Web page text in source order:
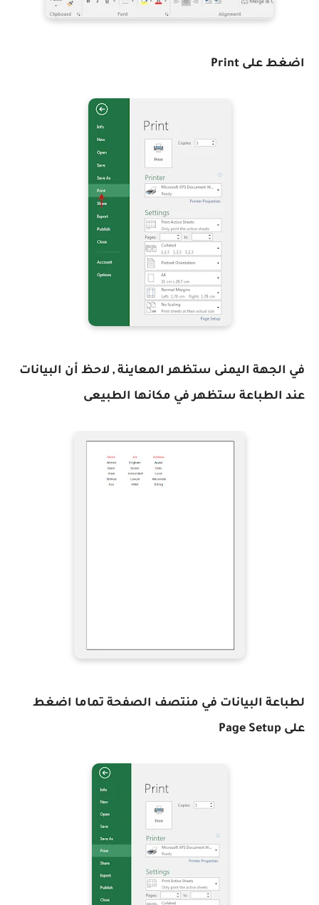
اضغط على Print
في الجهة اليمنى ستظهر المعاينة , لاحظ أن البيانات
عند الطباعة ستظهر في مكانها الطبيعى
لطباعة البيانات في منتصف الصفحة تماما اضغط
على Page Setup